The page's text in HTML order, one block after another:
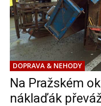
DOPRAVA & NEHODY
Na Pražském
náklaďák